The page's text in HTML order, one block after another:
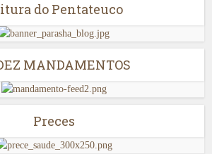
do Pentateuco
MANDAMENTOS
Preces